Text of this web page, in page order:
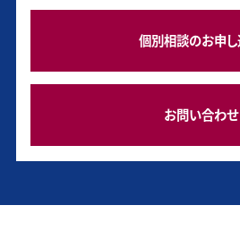
個別相談のお申
お問い合わせ